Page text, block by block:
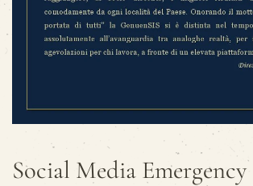
Social Media